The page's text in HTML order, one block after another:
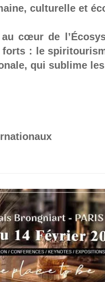
culturelle et
cœur de
: le
qui sublime